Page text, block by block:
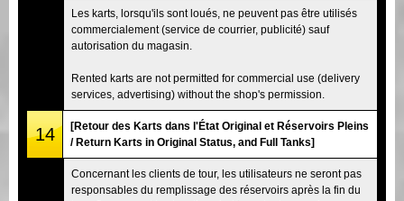
Les karts, lorsqu'ils sont loués, ne peuvent pas être utilisés
commercialement (service de courrier, publicité) sauf
autorisation du magasin.
Rented karts are not permitted for commercial use (delivery
services, advertising) without the shop's permission.
14
[Retour des Karts dans l'État Original et Réservoirs Pleins
/ Return Karts in Original Status, and Full Tanks]
Concernant les clients de tour, les utilisateurs ne seront pas
responsables du remplissage des réservoirs après la fin du